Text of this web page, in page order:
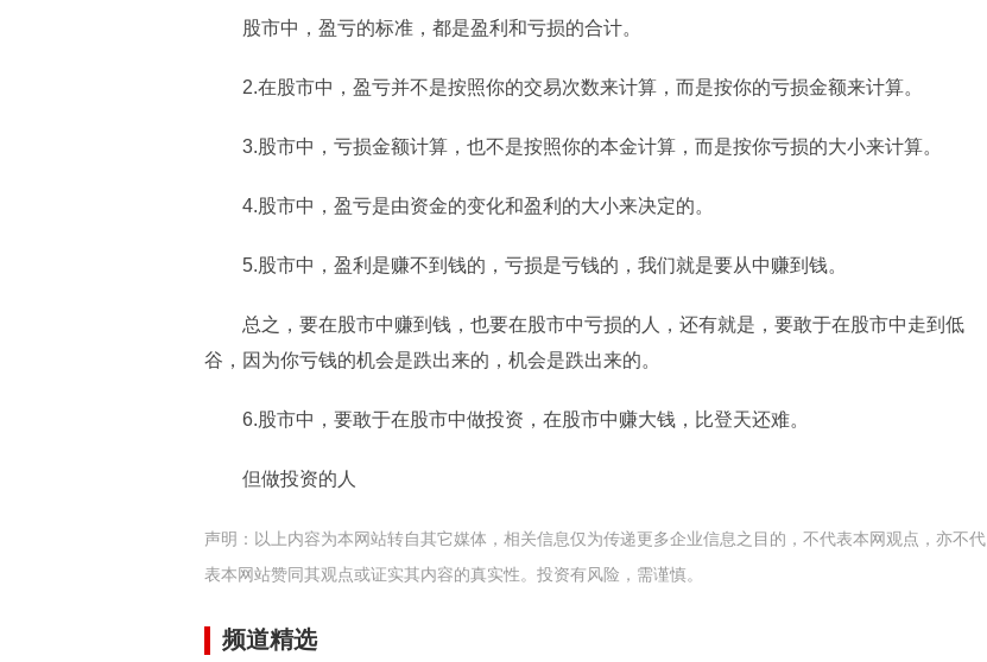
股市中，盈亏的标准，都是盈利和亏损的合计。
2.在股市中，盈亏并不是按照你的交易次数来计算，而是按你的亏损金额来计算。
3.股市中，亏损金额计算，也不是按照你的本金计算，而是按你亏损的大小来计算。
4.股市中，盈亏是由资金的变化和盈利的大小来决定的。
5.股市中，盈利是赚不到钱的，亏损是亏钱的，我们就是要从中赚到钱。
总之，要在股市中赚到钱，也要在股市中亏损的人，还有就是，要敢于在股市中走到低
谷，因为你亏钱的机会是跌出来的，机会是跌出来的。
6.股市中，要敢于在股市中做投资，在股市中赚大钱，比登天还难。
但做投资的人
声明：以上内容为本网站转自其它媒体，相关信息仅为传递更多企业信息之目的，不代表本网观点，亦不代
表本网站赞同其观点或证实其内容的真实性。投资有风险，需谨慎。
频道精选